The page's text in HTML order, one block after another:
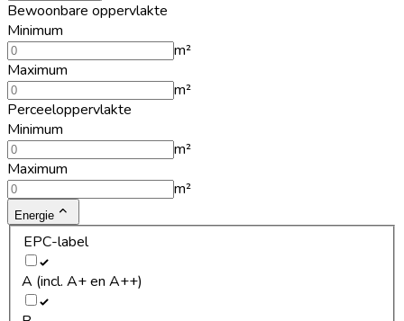
Bewoonbare oppervlakte
Minimum
m²
Maximum
m²
Perceeloppervlakte
Minimum
m²
Maximum
m²
Energie
EPC-label
A (incl. A+ en A++)